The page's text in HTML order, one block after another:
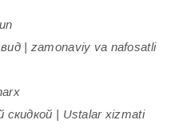
| zamonaviy va nafosatli
| Ustalar xizmati